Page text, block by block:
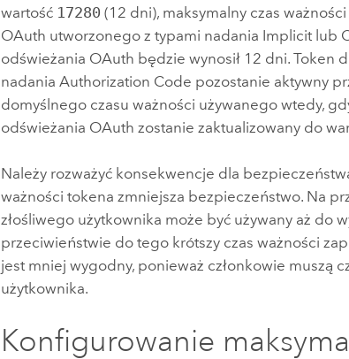
wartość 17280 (12 dni), maksymalny czas
OAuth utworzonego z typami nadania Implicit lub
odświeżania OAuth będzie wynosił 12 dni. Token
nadania Authorization Code pozostanie aktywny
domyślnego czasu ważności używanego wtedy,
odświeżania OAuth zostanie zaktualizowany do
Należy rozważyć konsekwencje dla
ważności tokena zmniejsza bezpieczeństwo. Na
złośliwego użytkownika może być używany aż do
przeciwieństwie do tego krótszy czas ważności
jest mniej wygodny, ponieważ członkowie muszą
użytkownika.
Konfigurowanie